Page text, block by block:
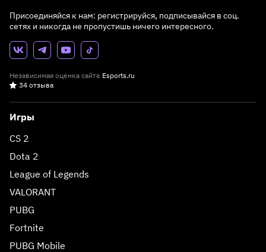
Присоединяйся к нам: регистрируйся, подписывайся в соц.
сетях и никогда не пропустишь ничего интересного.
Независимая оценка сайта Esports.ru
34 отзыва
Игры
CS 2
Dota 2
League of Legends
VALORANT
PUBG
Fortnite
PUBG Mobile